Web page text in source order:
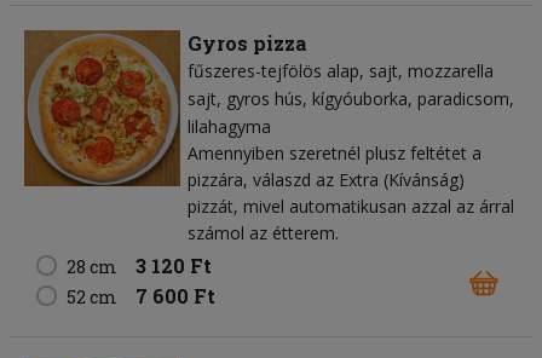
Gyros pizza
fűszeres-tejfölös alap sajt mozzarella
sajt gyros hús kígyóuborka paradicsom
lilahagyma
Amennyiben szeretnél plusz feltétet a
pizzára, válaszd az Extra (Kívánság)
pizzát, mivel automatikusan azzal az árral
számol az étterem.
28 cm
3 120 Ft
52 cm 7 600 Ft